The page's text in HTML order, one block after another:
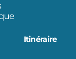
Itinéraire